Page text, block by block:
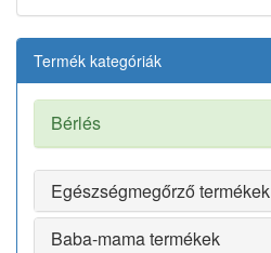
Termék kategóriák
Bérlés
Egészségmegőrző termékek
Baba-mama termékek